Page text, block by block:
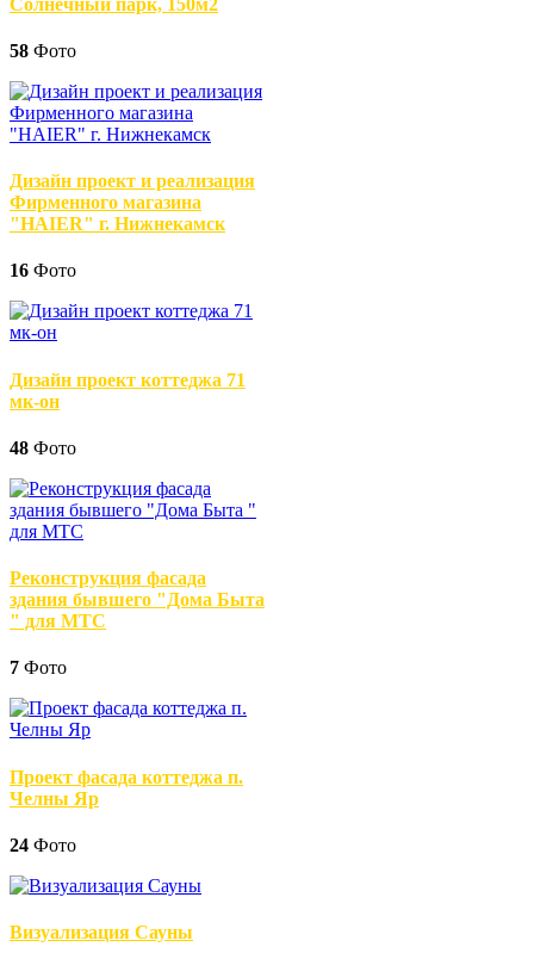
58 Фото
Дизайн проект и реализация
Фирменного магазина
"HAIER" г. Нижнекамск
16 Фото
Дизайн проект коттеджа 71
мк-он
48 Фото
Реконструкция фасада
здания бывшего "Дома Быта
" для МТС
7 Фото
Проект фасада коттеджа п.
Челны Яр
24 Фото
Визуализация Сауны